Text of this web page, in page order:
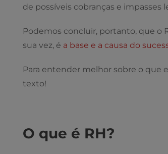
de possíveis cobranças e impasses
Podemos concluir, portanto, que o
sua vez, é a base e a causa do
Para entender melhor sobre o que
texto!
O que é RH?